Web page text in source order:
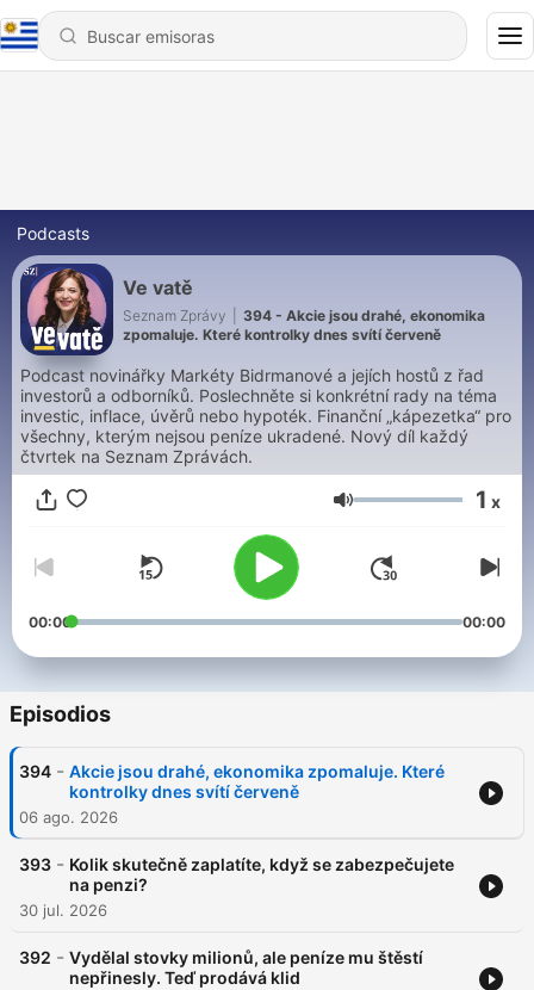
Podcasts
Ve vatě
Seznam Zprávy
394 - Akcie jsou drahé, ekonomika
zpomaluje. Které kontrolky dnes svítí červeně
Podcast novinářky Markéty Bidrmanové a jejích hostů z řad
investorů a odborníků. Poslechněte si konkrétní rady na téma
investic, inflace, úvěrů nebo hypoték. Finanční „kápezetka“ pro
všechny, kterým nejsou peníze ukradené. Nový díl každý
čtvrtek na Seznam Zprávách.
Volumen 1 x
00:00 00:00
Episodios
394 - Akcie jsou drahé, ekonomika zpomaluje. Které
kontrolky dnes svítí červeně
06 ago. 2026
393 - Kolik skutečně zaplatíte, když se zabezpečujete
na penzi?
30 jul. 2026
392 - Vydělal stovky milionů, ale peníze mu štěstí
nepřinesly. Teď prodává klid